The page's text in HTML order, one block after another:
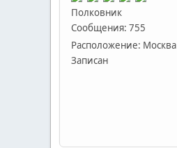
Полковник
Сообщения: 755
Расположение: Москва
Записан